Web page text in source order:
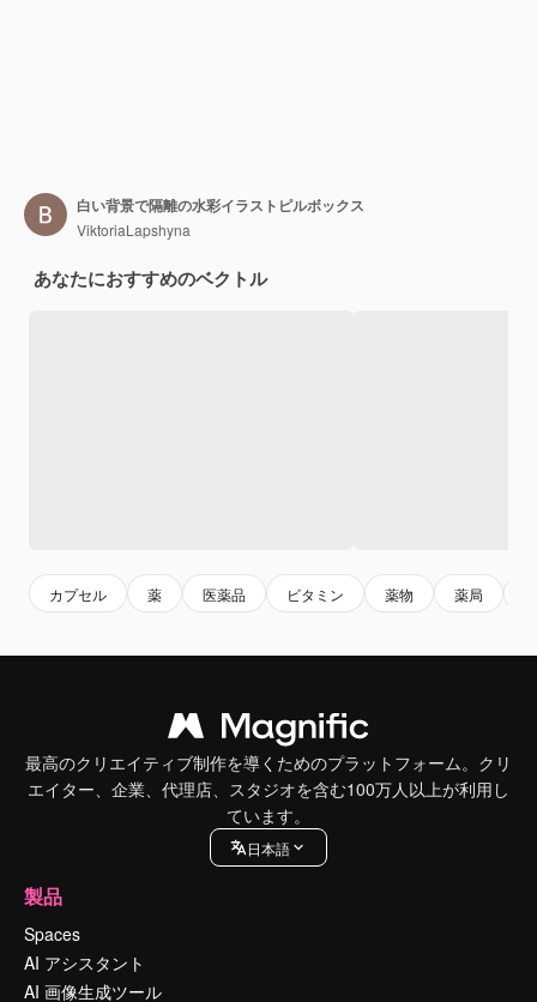
白い背景で隔離の水彩イラストピルボックス
ViktoriaLapshyna
あなたにおすすめのベクトル
カプセル 薬 医薬品 ビタミン 薬物 薬局
最高のクリエイティブ制作を導くためのプラットフォーム。クリ
エイター、企業、代理店、スタジオを含む100万人以上が利用し
ています。
日本語
製品
Spaces
AI アシスタント
AI 画像生成ツール